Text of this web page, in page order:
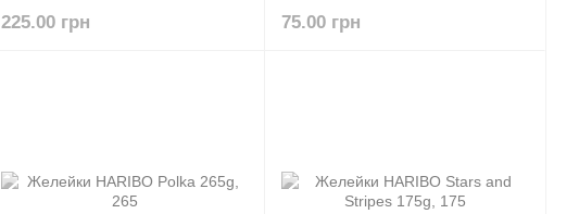
225.00 грн 75.00 грн